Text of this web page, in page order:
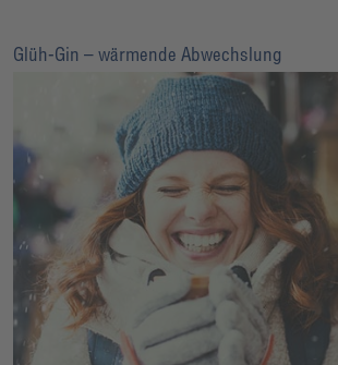
Glüh-Gin – wärmende Abwechslung